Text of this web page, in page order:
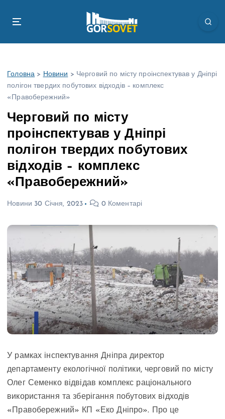
Головна > Новини > Черговий по місту проінспектував у Дніпрі
полігон твердих побутових відходів – комплекс
«Правобережний»
Черговий по місту
проінспектував у Дніпрі
полігон твердих побутових
відходів – комплекс
«Правобережний»
Новини 30 Січня, 2023 0 Коментарі
У рамках інспектування Дніпра директор
департаменту екологічної політики, черговий по місту
Олег Семенко відвідав комплекс раціонального
використання та зберігання побутових відходів
«Правобережний» КП «Еко Дніпро». Про це